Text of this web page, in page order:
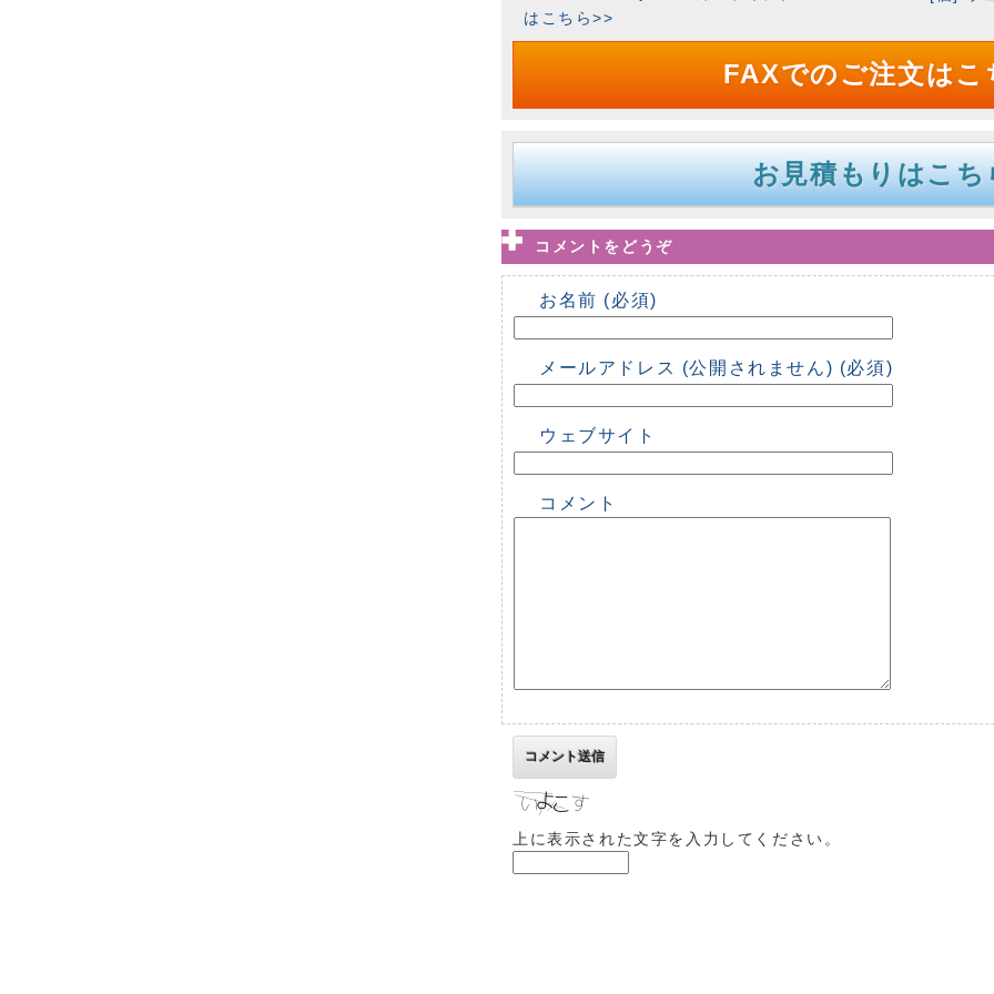
はこちら>>
FAXでのご注文はこ
お見積もりはこち
コメントをどうぞ
お名前 (必須)
メールアドレス (公開されません) (必須)
ウェブサイト
コメント
上に表示された文字を入力してください。